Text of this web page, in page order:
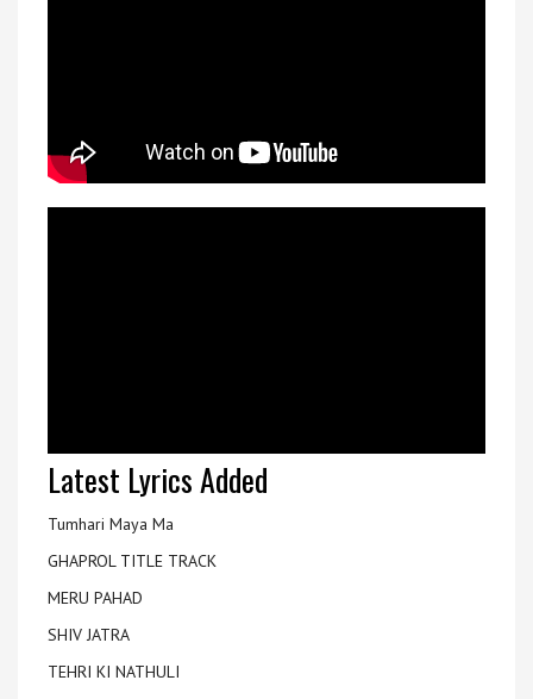
Latest Lyrics Added
Tumhari Maya Ma
GHAPROL TITLE TRACK
MERU PAHAD
SHIV JATRA
TEHRI KI NATHULI